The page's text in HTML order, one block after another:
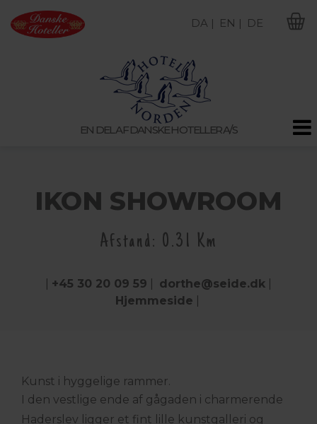
EN DEL AF DANSKE HOTELLER A/S
DA | EN | DE
IKON SHOWROOM
Afstand: 0.31 Km
+45 30 20 09 59 dorthe@seide.dk
Hjemmeside
Kunst i hyggelige rammer.
I den vestlige ende af gågaden i charmerende
Haderslev ligger et fint lille kunstgalleri og